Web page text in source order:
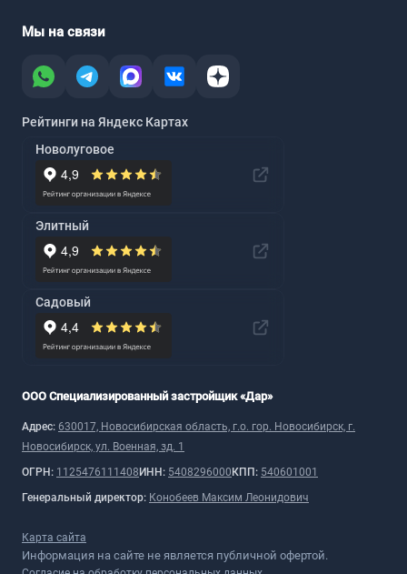
Мы на связи
Рейтинги на Яндекс Картах
Новолуговое
Элитный
Садовый
ООО Специализированный застройщик «Дар»
Адрес: 630017, Новосибирская область, г.о. гор. Новосибирск, г.
Новосибирск, ул. Военная, зд. 1
ОГРН: 1125476111408 ИНН: 5408296000 КПП: 540601001
Генеральный директор: Конобеев Максим Леонидович
Карта сайта
Информация на сайте не является публичной офертой.